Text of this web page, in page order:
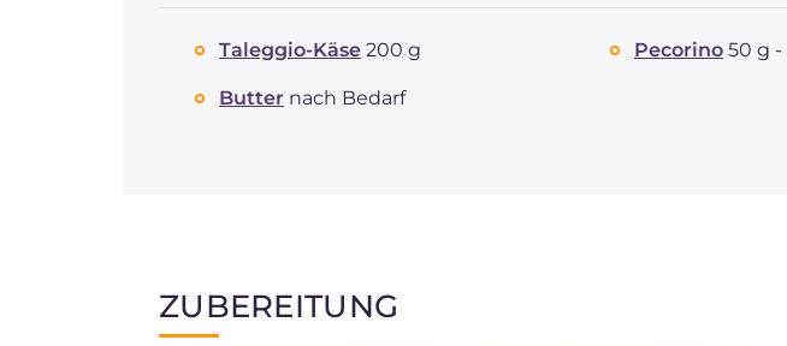
Taleggio-Käse 200 g Pecorino 50 g -
Butter nach Bedarf
ZUBEREITUNG